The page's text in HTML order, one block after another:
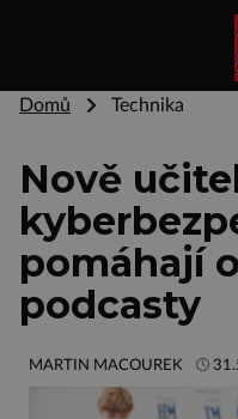
Domů Technika
Nově
pomáhají
podcasty
MARTIN MACOUREK